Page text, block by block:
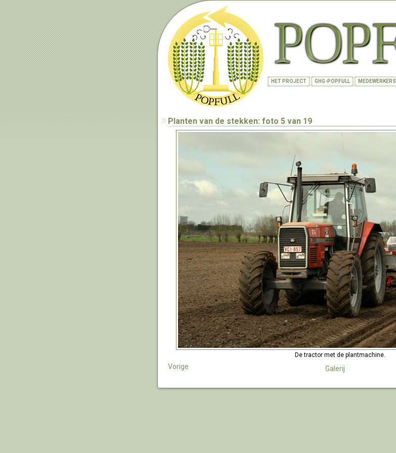
HET PROJECT GHG-POPFULL MEDEWERKERS
Planten van de stekken: foto 5 van 19
De tractor met de plantmachine.
Vorige Galerij